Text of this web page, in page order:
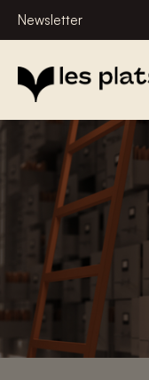
Newsletter